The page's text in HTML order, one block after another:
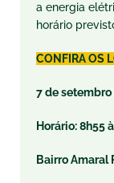
a energia
horário
CONFIRA OS
7 de setembro
Horário: 8h55
Bairro Amaral